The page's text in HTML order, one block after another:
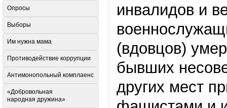
инвалидов и
(вдовцов)
бывших
других мест
Опросы
Выборы
Им нужна мама
Противодействие коррупции
Антимонопольный комплаенс
«Добровольная
народная дружина»